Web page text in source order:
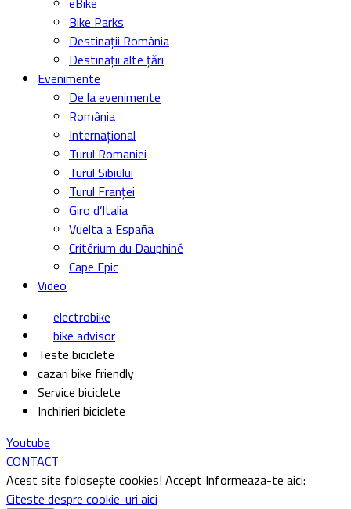
Bike Parks
Destinații România
Destinații alte țări
Evenimente
De la evenimente
România
Internațional
Turul Romaniei
Turul Sibiului
Turul Franței
Giro d’Italia
Vuelta a España
Critérium du Dauphiné
Cape Epic
Video
electrobike
bike advisor
Teste biciclete
cazari bike friendly
Service biciclete
Inchirieri biciclete
Youtube
CONTACT
Acest site folosește cookies! Accept Informeaza-te aici:
Citeste despre cookie-uri aici